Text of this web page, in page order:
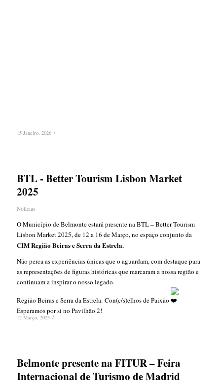
15 Janeiro, 2026 /
BTL - Better Tourism Lisbon Market
2025
Notícias
O Município de Belmonte estará presente na BTL – Better Tourism
Lisbon Market 2025, de 12 a 16 de Março, no espaço conjunto da
CIM Região Beiras e Serra da Estrela.
Não perca as experiências únicas que o aguardam, com destaque para
as representações de figuras históricas que marcaram a nossa região e
continuam a inspirar o nosso legado.
Região Beiras e Serra da Estrela: Con(c/s)elhos de Paixão
Esperamos por si no Pavilhão 2!
12 Março, 2025 /
Belmonte presente na FITUR – Feira
Internacional de Turismo de Madrid